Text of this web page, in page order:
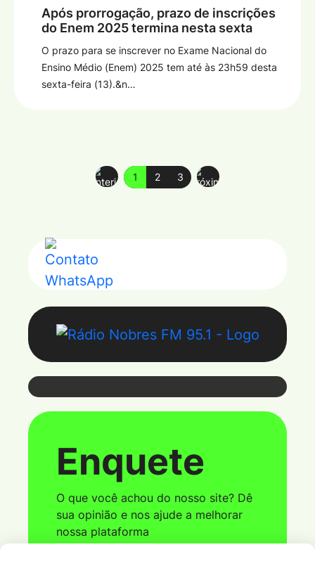
Após prorrogação, prazo de inscrições
do Enem 2025 termina nesta sexta
O prazo para se inscrever no Exame Nacional do
Ensino Médio (Enem) 2025 tem até às 23h59 desta
sexta-feira (13).&n…
1 2 3
Webmail
Coloque seu e-mail e senha para ter
acesso ao webmail
Enquete
O que você achou do nosso site? Dê
sua opinião e nos ajude a melhorar
nossa plataforma